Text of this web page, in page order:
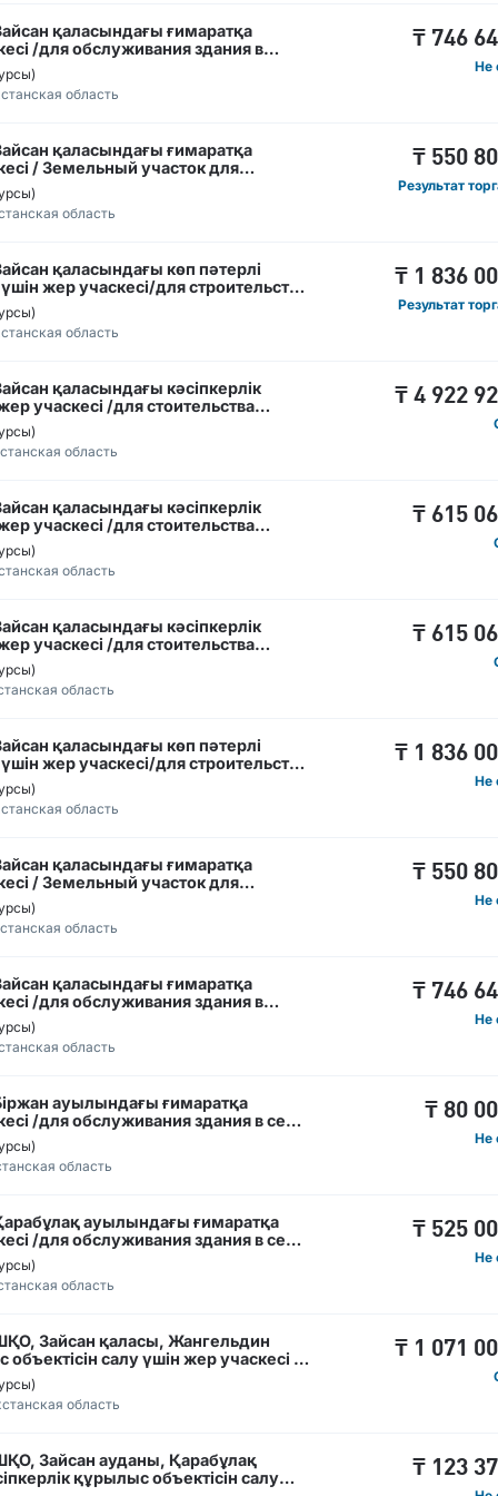
қаласындағы ғимаратқа
/для обслуживания здания в
область
₸ 746
Не
қаласындағы ғимаратқа
/ Земельный участок для
область
₸ 550
Результат
қаласындағы көп пәтерлі
жер учаскесі/для строительство
Зайсан
область
₸ 1 836
Результат
қаласындағы кәсіпкерлік
учаскесі /для стоительства
область
₸ 4 922
қаласындағы кәсіпкерлік
учаскесі /для стоительства
область
₸ 615
қаласындағы кәсіпкерлік
учаскесі /для стоительства
область
₸ 615
қаласындағы көп пәтерлі
жер учаскесі/для строительство
Зайсан
область
₸ 1 836
Не
қаласындағы ғимаратқа
/ Земельный участок для
область
₸ 550
Не
қаласындағы ғимаратқа
/для обслуживания здания в
область
₸ 746
Не
ауылындағы ғимаратқа
/для обслуживания здания в селе
область
₸ 80
Не
ауылындағы ғимаратқа
/для обслуживания здания в селе
область
₸ 525
Не
Зайсан қаласы, Жангельдин
салу үшін жер учаскесі /
по адресу ВКО, г.Зайсан,
область
₸ 1 071
Зайсан ауданы, Қарабұлақ
құрылыс объектісін салу
₸ 123